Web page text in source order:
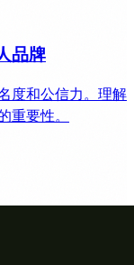
品牌
度和公信力。理解
要性。